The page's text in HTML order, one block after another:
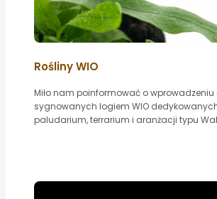
Rośliny WIO
Miło nam poinformować o wprowadzeniu
sygnowanych logiem WIO
paludarium, terrarium i aranżacji typu